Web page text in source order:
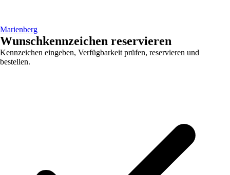
Marienberg
Wunschkennzeichen reservieren
Kennzeichen eingeben, Verfügbarkeit prüfen, reservieren und
bestellen.